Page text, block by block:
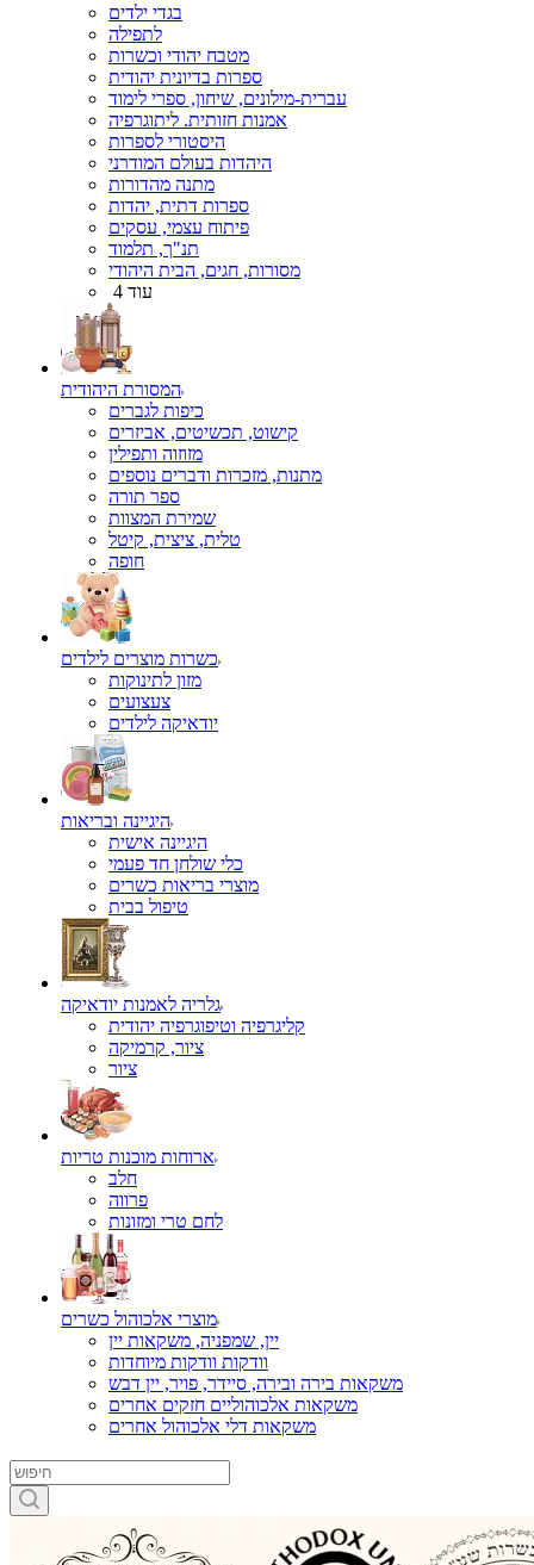
בגדי ילדים
לתפילה
מטבח יהודי וכשרות
ספרות בדיונית יהודית
עברית-מילונים, שיחון, ספרי לימוד
אמנות חזותית. ליתוגרפיה
היסטורי לספרות
היהדות בעולם המודרני
מתנה מהדורות
ספרות דתית, יהדות
פיתוח עצמי, עסקים
תנ"ך, תלמוד
מסורות, חגים, הבית היהודי
עוד 4
המסורת היהודית
כיפות לגברים
קישוט, תכשיטים, אביזרים
מזוזוה ותפילין
מתנות, מזכרות ודברים נוספים
ספר תורה
שמירת המצוות
טלית, ציצית, קיטל
כשרות מוצרים לילדים
מזון לתינוקות
צעצועים
יודאיקה לילדים
היגיינה ובריאות
היגיינה אישית
כלי שולחן חד פעמי
מוצרי בריאות כשרים
טיפול בבית
גלריה לאמנות יודאיקה
קליגרפיה וטיפוגרפיה יהודית
ציור, קרמיקה
ציור
ארוחות מוכנות טריות
חלב
פרווה
לחם טרי ומזונות
מוצרי אלכוהול כשרים
יין, שמפניה, משקאות יין
וודקות וודקות מיוחדות
משקאות בירה ובירה, סיידר, פויר, יין דבש
משקאות אלכוהוליים חזקים אחרים
משקאות דלי אלכוהול אחרים